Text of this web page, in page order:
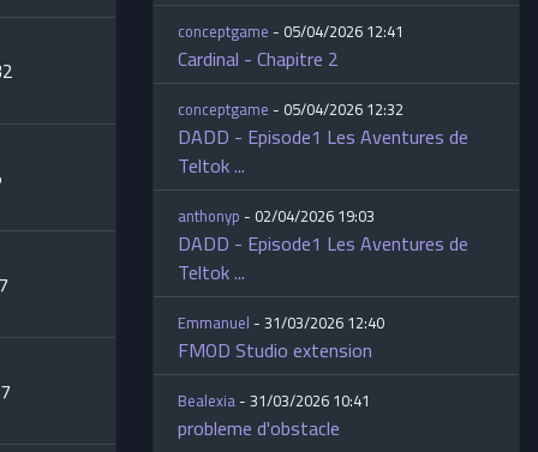
conceptgame- 05/04/2026 12:41
Cardinal - Chapitre 2
conceptgame- 05/04/2026 12:32
DADD - Episode1 Les Aventures de
Teltok ...
anthonyp- 02/04/2026 19:03
DADD - Episode1 Les Aventures de
Teltok ...
Emmanuel- 31/03/2026 12:40
FMOD Studio extension
Bealexia- 31/03/2026 10:41
probleme d'obstacle